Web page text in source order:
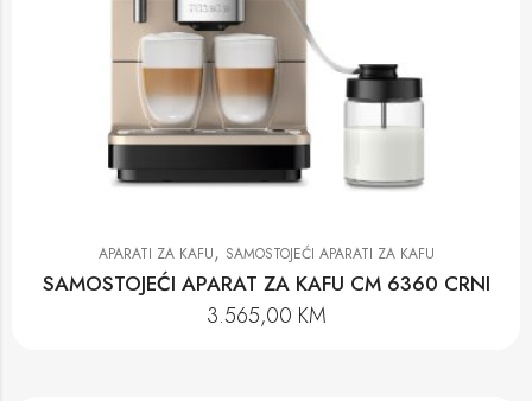
APARATI ZA KAFU, SAMOSTOJEĆI APARATI ZA KAFU
SAMOSTOJEĆI APARAT ZA KAFU CM 6360 CRNI
3.565,00 KM